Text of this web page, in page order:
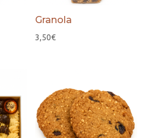
Granola
3,50€